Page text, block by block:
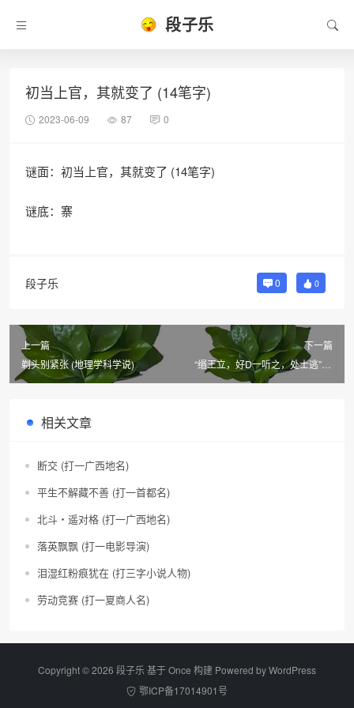
段子乐
初当上官，其就变了 (14笔字)
2023-06-09 87 0
谜面：初当上官，其就变了 (14笔字)
谜底：寨
段子乐 0 0
上一篇
剃头别紧张 (地理学科学说)
下一篇
“缗王立，好D一听之，处士逃” (5
相关文章
断交 (打一广西地名)
平生不解藏不善 (打一首都名)
北斗・遥对格 (打一广西地名)
落英飘飘 (打一电影导演)
泪湿红粉痕犹在 (打三字小说人物)
劳动竞赛 (打一夏商人名)
Copyright © 2026 段子乐 基于 Once 构建 Powered byWordPress
鄂ICP备17014901号